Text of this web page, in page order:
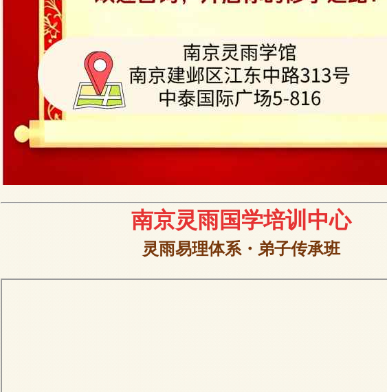
南京灵雨国学培训 中心
灵雨易理体系・弟子传承班